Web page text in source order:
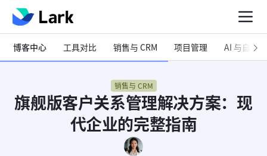
博客中心 工具对比 销售与 CRM 项目管理 AI 与自动化
销售与 CRM
旗舰版客户关系管理解决方案：现
代企业的完整指南